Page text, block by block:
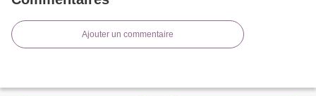
Ajouter un commentaire